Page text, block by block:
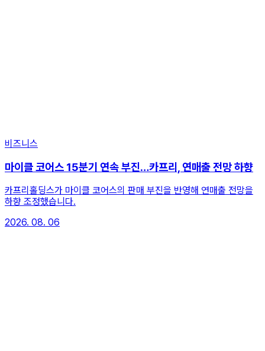
비즈니스
마이클 코어스 15분기 연속 부진…카프리, 연매출 전망 하향
카프리홀딩스가 마이클 코어스의 판매 부진을 반영해 연매출 전망을
하향 조정했습니다.
2026. 08. 06